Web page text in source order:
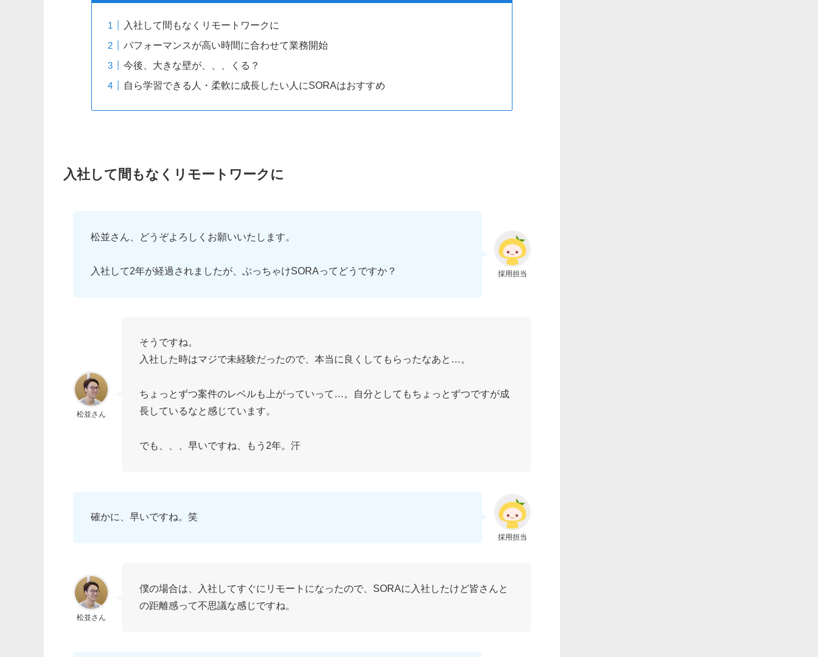
入社して間もなくリモートワークに
パフォーマンスが高い時間に合わせて業務開始
今後、大きな壁が、、、くる？
自ら学習できる人・柔軟に成長したい人にSORAはおすすめ
入社して間もなくリモートワークに
採用担当
松並さん、どうぞよろしくお願いいたします。
入社して2年が経過されましたが、ぶっちゃけSORAってどうですか？
松並さん
そうですね。
入社した時はマジで未経験だったので、本当に良くしてもらったなあと…。
ちょっとずつ案件のレベルも上がっていって…。自分としてもちょっとずつですが成
長しているなと感じています。
でも、、、早いですね、もう2年。汗
採用担当
確かに、早いですね。笑
松並さん
僕の場合は、入社してすぐにリモートになったので、SORAに入社したけど皆さんと
の距離感って不思議な感じですね。